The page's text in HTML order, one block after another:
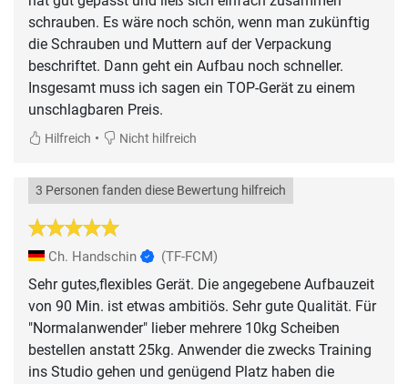
schrauben. Es wäre noch schön, wenn man zukünftig
die Schrauben und Muttern auf der Verpackung
beschriftet. Dann geht ein Aufbau noch schneller.
Insgesamt muss ich sagen ein TOP-Gerät zu einem
unschlagbaren Preis.
Hilfreich • Nicht hilfreich
3 Personen fanden diese Bewertung hilfreich
Ch. Handschin (TF-FCM)
Sehr gutes,flexibles Gerät. Die angegebene Aufbauzeit
von 90 Min. ist etwas ambitiös. Sehr gute Qualität. Für
"Normalanwender" lieber mehrere 10kg Scheiben
bestellen anstatt 25kg. Anwender die zwecks Training
ins Studio gehen und genügend Platz haben die